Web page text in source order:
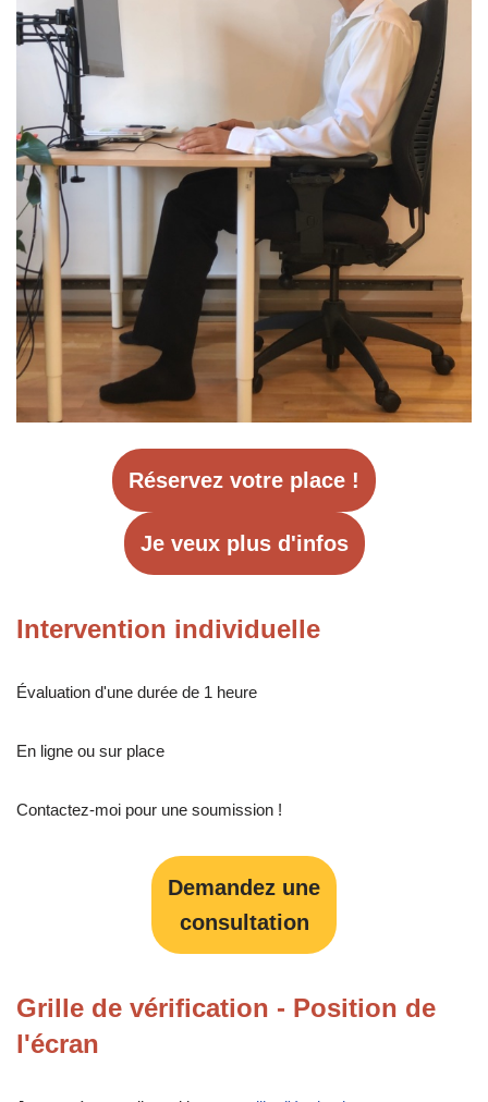
Réservez votre place !
Je veux plus d'infos
Intervention individuelle
Évaluation d'une durée de 1 heure
En ligne ou sur place
Contactez-moi pour une soumission !
Demandez une
consultation
Grille de vérification - Position de
l'écran